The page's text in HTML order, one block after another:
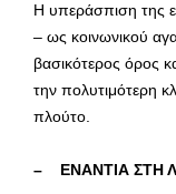
Η υπεράσπιση της
– ως κοινωνικού
βασικότερος όρος
την πολυτιμότερη
πλούτο.
– ΕΝΑΝΤΙΑ ΣΤΗ